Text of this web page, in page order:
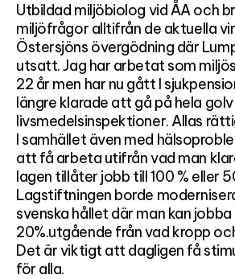
Utbildad miljöbiolog vid ÅA och
miljöfrågor alltifrån de aktuella
Östersjöns övergödning där
utsatt. Jag har arbetat som
22 år men har nu gått I
längre klarade att gå på hela
livsmedelsinspektioner. Allas
I samhället även med
att få arbeta utifrån vad man
lagen tillåter jobb till 100 % eller
Lagstiftningen borde
svenska hållet där man kan jobba
20%.utgående från vad kropp
Det är viktigt att dagligen få
för alla.